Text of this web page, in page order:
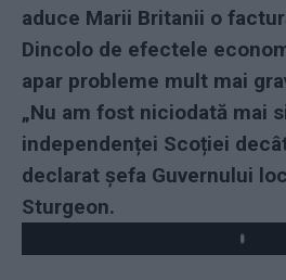
aduce Marii Britanii o
Dincolo de efectele
apar probleme mult mai
„Nu am fost niciodată mai
independenței Scoției
declarat șefa Guvernului
Sturgeon.
Play